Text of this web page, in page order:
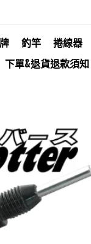
釣竿 捲線器
下單&退貨退款須知